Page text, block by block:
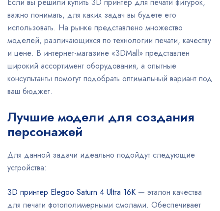
важно понимать, для каких задач вы будете его
использовать. На рынке представлено множество
моделей, различающихся по технологии печати, качеству
и цене. В интернет-магазине «3DMall» представлен
широкий ассортимент оборудования, а опытные
консультанты помогут подобрать оптимальный вариант под
ваш бюджет.
Лучшие модели для создания
персонажей
Для данной задачи идеально подойдут следующие
устройства:
3D принтер Elegoo Saturn 4 Ultra 16K — эталон качества
для печати фотополимерными смолами. Обеспечивает